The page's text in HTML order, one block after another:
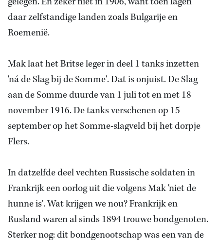
daar zelfstandige landen zoals Bulgarije en
Roemenië.
Mak laat het Britse leger in deel 1 tanks inzetten
'ná de Slag bij de Somme'. Dat is onjuist. De Slag
aan de Somme duurde van 1 juli tot en met 18
november 1916. De tanks verschenen op 15
september op het Somme-slagveld bij het dorpje
Flers.
In datzelfde deel vechten Russische soldaten in
Frankrijk een oorlog uit die volgens Mak 'niet de
hunne is'. Wat krijgen we nou? Frankrijk en
Rusland waren al sinds 1894 trouwe bondgenoten.
Sterker nog: dit bondgenootschap was een van de